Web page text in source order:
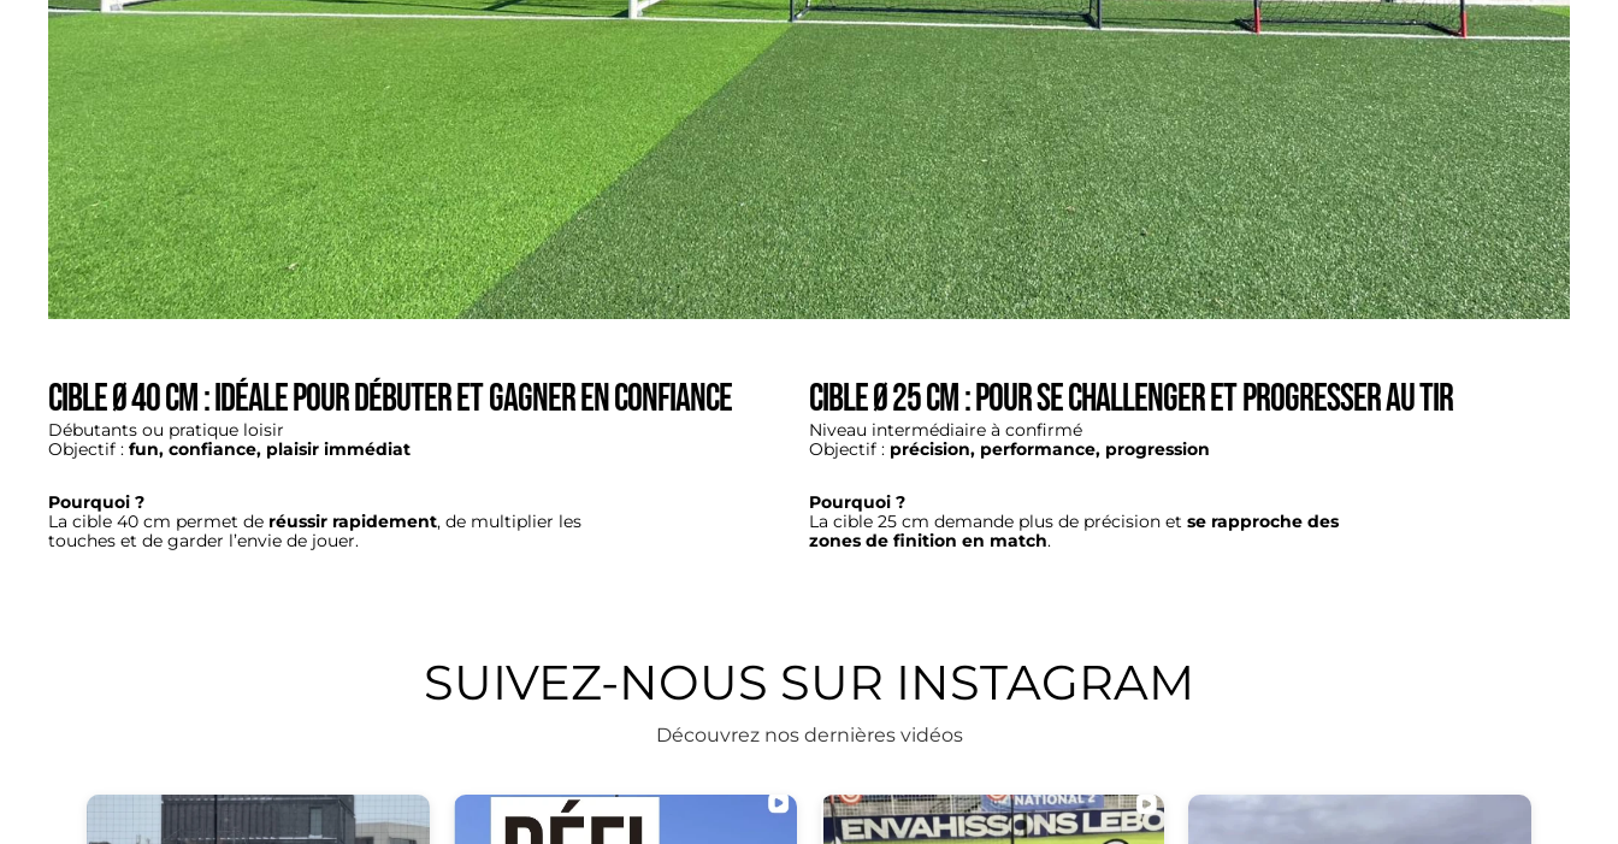
Cible Ø 40 cm : Idéale pour débuter et gagner en confiance
Débutants ou pratique loisir
Objectif : fun, confiance, plaisir immédiat
Pourquoi ?
La cible 40 cm permet de réussir rapidement, de multiplier les
touches et de garder l’envie de jouer.
Cible Ø 25 cm : Pour se challenger et progresser au tir
Niveau intermédiaire à confirmé
Objectif : précision, performance, progression
Pourquoi ?
La cible 25 cm demande plus de précision et se rapproche des
zones de finition en match.
SUIVEZ-NOUS SUR INSTAGRAM
Découvrez nos dernières vidéos